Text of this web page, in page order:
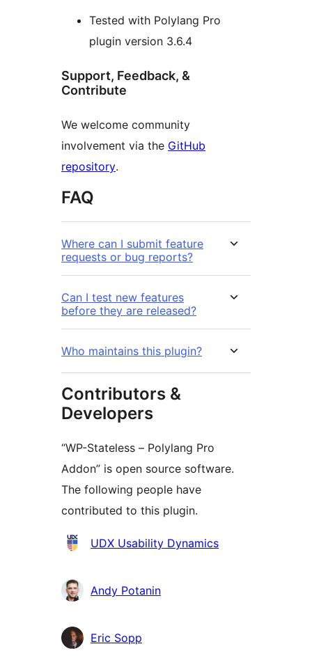
Tested with Polylang Pro
plugin version 3.6.4
Support, Feedback, &
Contribute
We welcome community
involvement via the GitHub
repository.
FAQ
Where can I submit feature
requests or bug reports?
Can I test new features
before they are released?
Who maintains this plugin?
Contributors &
Developers
“WP-Stateless – Polylang Pro
Addon” is open source software.
The following people have
contributed to this plugin.
Contributors
UDX Usability Dynamics
Andy Potanin
Eric Sopp